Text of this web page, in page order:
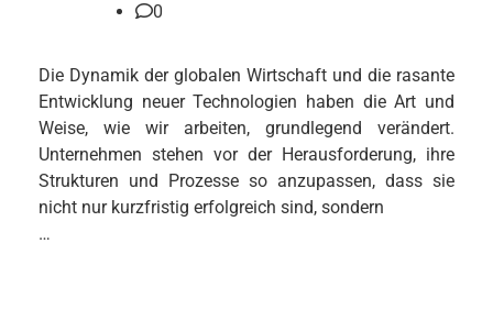
0
Die Dynamik der globalen Wirtschaft und die rasante
Entwicklung neuer Technologien haben die Art und
Weise, wie wir arbeiten, grundlegend verändert.
Unternehmen stehen vor der Herausforderung, ihre
Strukturen und Prozesse so anzupassen, dass sie
nicht nur kurzfristig erfolgreich sind, sondern
…